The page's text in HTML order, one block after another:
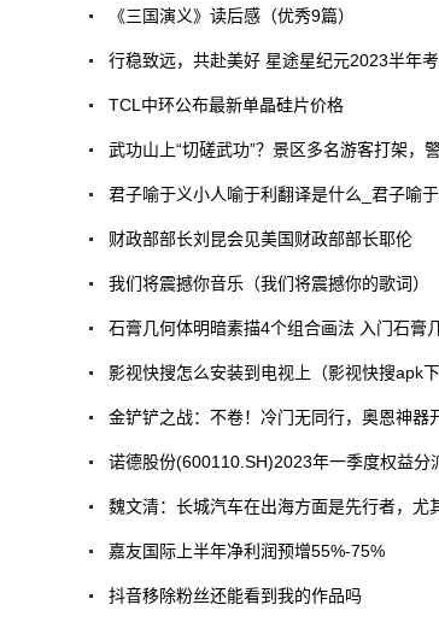
《三国演义》读后感（优秀9篇）
行稳致远，共赴美好 星途星纪元2023半年
TCL中环公布最新单晶硅片价格
武功山上“切磋武功”？景区多名游客打架，
君子喻于义小人喻于利翻译是什么_君子喻
财政部部长刘昆会见美国财政部部长耶伦
我们将震撼你音乐（我们将震撼你的歌词）
石膏几何体明暗素描4个组合画法 入门石膏
影视快搜怎么安装到电视上（影视快搜apk下
金铲铲之战：不卷！冷门无同行，奥恩神器
诺德股份(600110.SH)2023年一季度权益分
魏文清：长城汽车在出海方面是先行者，尤
嘉友国际上半年净利润预增55%-75%
抖音移除粉丝还能看到我的作品吗